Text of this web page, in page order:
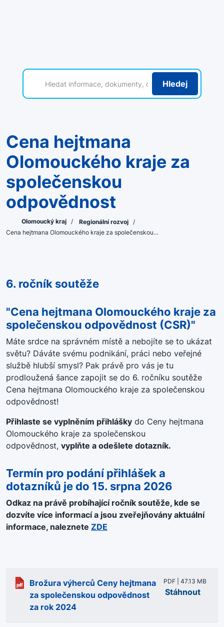
Hledej
Cena hejtmana
Olomouckého kraje za
společenskou
odpovědnost
Olomoucký kraj / Regionální rozvoj /
Cena hejtmana Olomouckého kraje za společenskou…
6. ročník soutěže
"Cena hejtmana Olomouckého kraje za
společenskou odpovědnost (CSR)"
Máte srdce na správném místě a nebojíte se to ukázat
světu? Dáváte svému podnikání, práci nebo veřejné
službě hlubší smysl? Pak právě pro vás je tu
prodloužená šance zapojit se do 6. ročníku soutěže
Cena hejtmana Olomouckého kraje za společenskou
odpovědnost!
Přihlaste se vyplněním přihlášky do Ceny hejtmana
Olomouckého kraje za společenskou
odpovědnost, vyplňte a odešlete dotazník.
Termín pro podání přihlášek a
dotazníků je do 15. srpna 2026
Odkaz na právě probíhající ročník soutěže, kde se
dozvíte více informací a jsou zveřejňovány aktuální
informace, naleznete ZDE
Brožura výherců Ceny hejtmana
za společenskou odpovědnost
za rok 2024
PDF | 47.13 MB
Stáhnout